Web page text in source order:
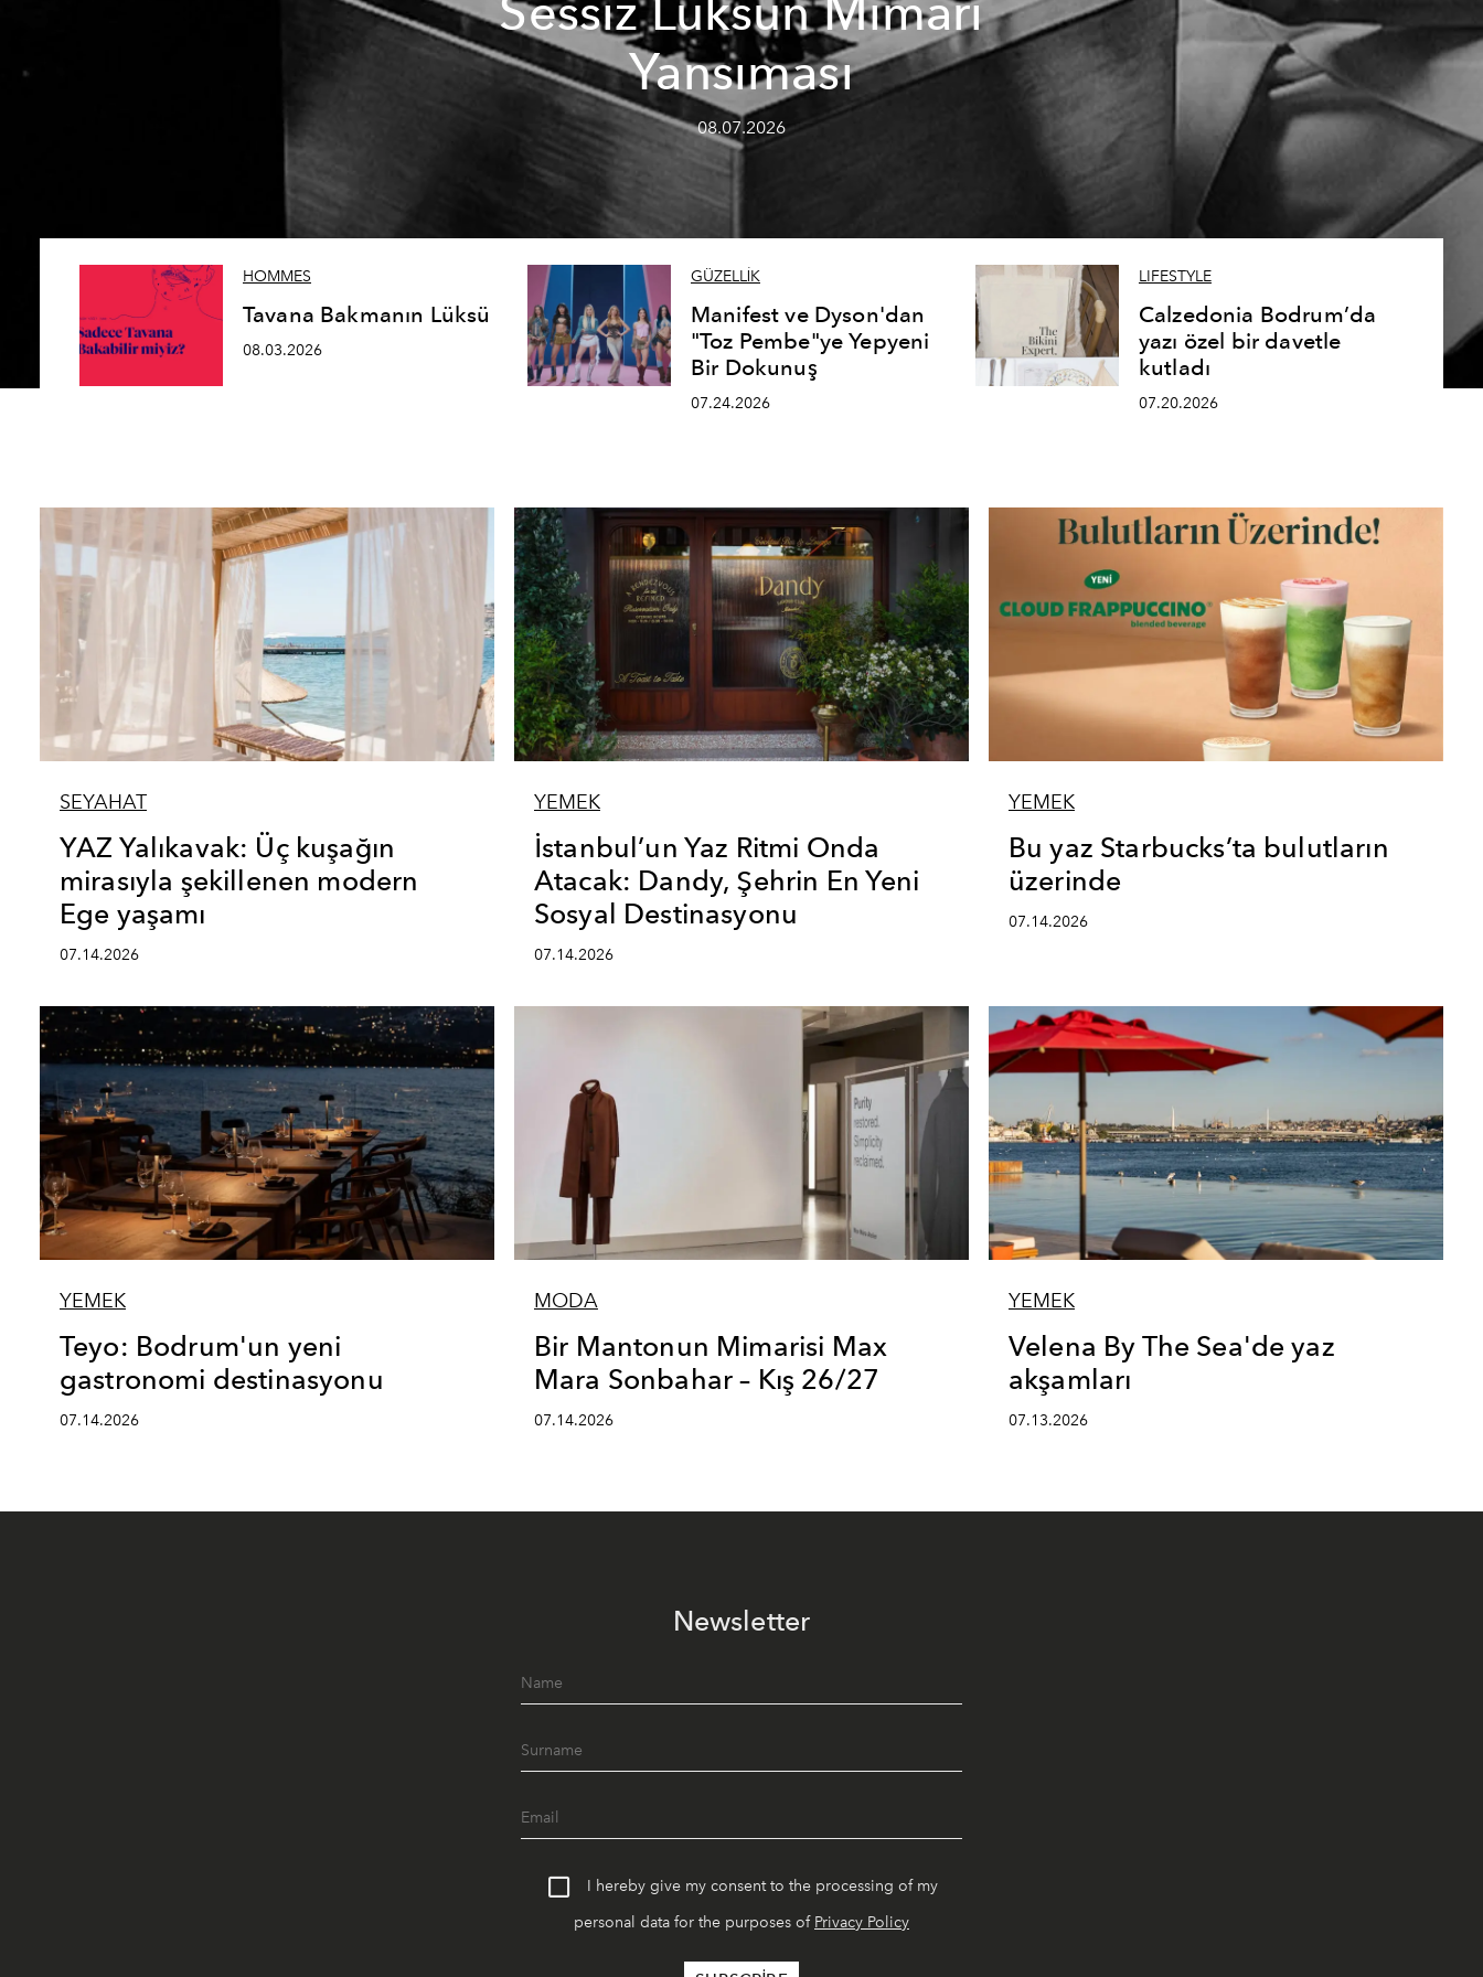
Sessiz Lüksün Mimari
Yansıması
08.07.2026
HOMMES
Tavana Bakmanın Lüksü
08.03.2026
GÜZELLİK
Manifest ve Dyson'dan
"Toz Pembe"ye Yepyeni
Bir Dokunuş
07.24.2026
LIFESTYLE
Calzedonia Bodrum’da
yazı özel bir davetle
kutladı
07.20.2026
SEYAHAT
YAZ Yalıkavak: Üç kuşağın
mirasıyla şekillenen modern
Ege yaşamı
07.14.2026
YEMEK
İstanbul’un Yaz Ritmi Onda
Atacak: Dandy, Şehrin En Yeni
Sosyal Destinasyonu
07.14.2026
YEMEK
Bu yaz Starbucks’ta bulutların
üzerinde
07.14.2026
YEMEK
Teyo: Bodrum'un yeni
gastronomi destinasyonu
07.14.2026
MODA
Bir Mantonun Mimarisi Max
Mara Sonbahar – Kış 26/27
07.14.2026
YEMEK
Velena By The Sea'de yaz
akşamları
07.13.2026
Newsletter
I hereby give my consent to the processing of my
personal data for the purposes of Privacy Policy